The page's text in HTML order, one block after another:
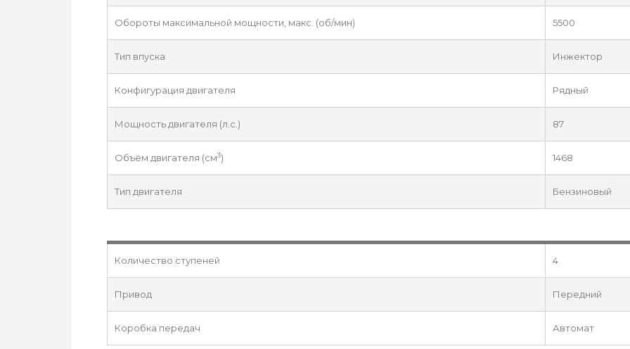
Обороты максимальной мощности, макс. (об/мин) 5500
Тип впуска Инжектор
Конфигурация двигателя Рядный
Мощность двигателя (л.с.) 87
Объём двигателя (см3) 1468
Тип двигателя Бензиновый
Количество ступеней 4
Привод Передний
Коробка передач Автомат